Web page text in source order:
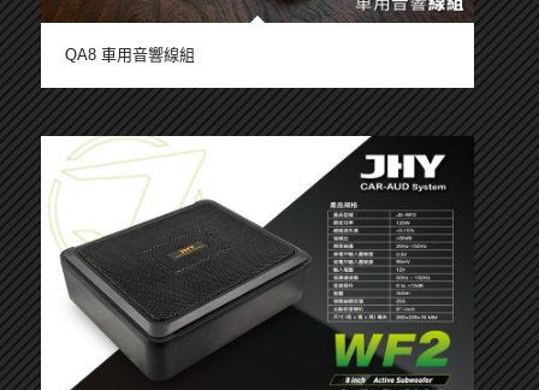
QA8 車用音響線組